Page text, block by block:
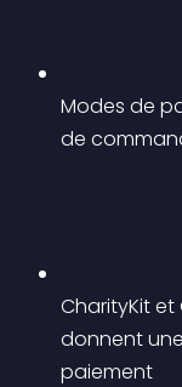
Modes de
de
CharityKit et
donnent
paiement